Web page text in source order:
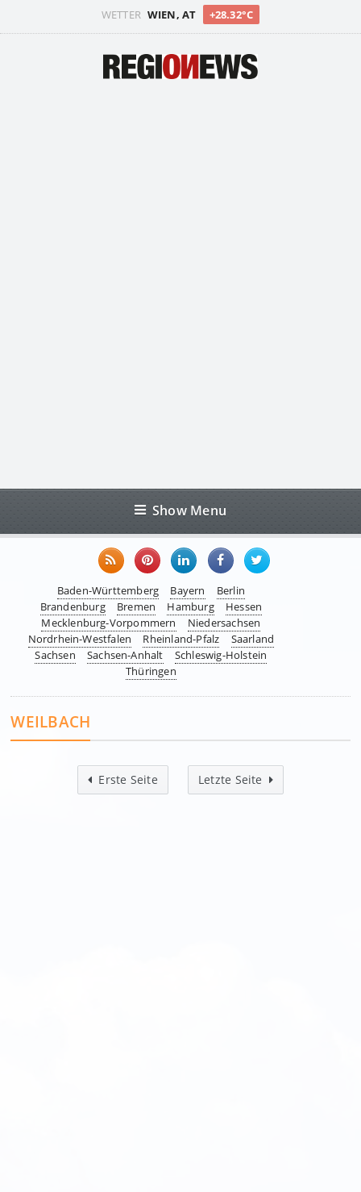
WETTER WIEN, AT +28.32°C
Show Menu
Baden-Württemberg Bayern
Berlin
Brandenburg
Bremen Hamburg
Hessen
Mecklenburg-Vorpommern
Niedersachsen
Nordrhein-Westfalen
Rheinland-Pfalz
Saarland
Sachsen
Sachsen-Anhalt
Schleswig-Holstein
Thüringen
WEILBACH
Erste Seite Letzte Seite